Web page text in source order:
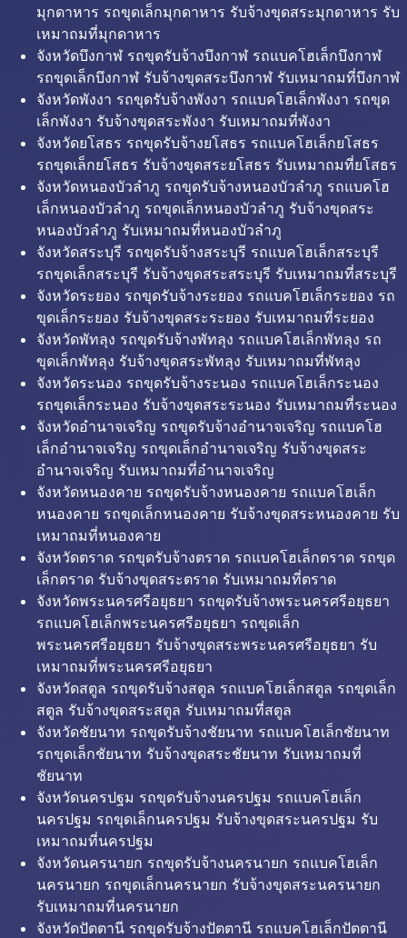
มุกดาหาร รถขุดเล็กมุกดาหาร รับจ้างขุดสระมุกดาหาร รับ
เหมาถมที่มุกดาหาร
จังหวัดบึงกาฬ รถขุดรับจ้างบึงกาฬ รถแบคโฮเล็กบึงกาฬ
รถขุดเล็กบึงกาฬ รับจ้างขุดสระบึงกาฬ รับเหมาถมที่บึงกาฬ
จังหวัดพังงา รถขุดรับจ้างพังงา รถแบคโฮเล็กพังงา รถขุด
เล็กพังงา รับจ้างขุดสระพังงา รับเหมาถมที่พังงา
จังหวัดยโสธร รถขุดรับจ้างยโสธร รถแบคโฮเล็กยโสธร
รถขุดเล็กยโสธร รับจ้างขุดสระยโสธร รับเหมาถมที่ยโสธร
จังหวัดหนองบัวลำภู รถขุดรับจ้างหนองบัวลำภู รถแบคโฮ
เล็กหนองบัวลำภู รถขุดเล็กหนองบัวลำภู รับจ้างขุดสระ
หนองบัวลำภู รับเหมาถมที่หนองบัวลำภู
จังหวัดสระบุรี รถขุดรับจ้างสระบุรี รถแบคโฮเล็กสระบุรี
รถขุดเล็กสระบุรี รับจ้างขุดสระสระบุรี รับเหมาถมที่สระบุรี
จังหวัดระยอง รถขุดรับจ้างระยอง รถแบคโฮเล็กระยอง รถ
ขุดเล็กระยอง รับจ้างขุดสระระยอง รับเหมาถมที่ระยอง
จังหวัดพัทลุง รถขุดรับจ้างพัทลุง รถแบคโฮเล็กพัทลุง รถ
ขุดเล็กพัทลุง รับจ้างขุดสระพัทลุง รับเหมาถมที่พัทลุง
จังหวัดระนอง รถขุดรับจ้างระนอง รถแบคโฮเล็กระนอง
รถขุดเล็กระนอง รับจ้างขุดสระระนอง รับเหมาถมที่ระนอง
จังหวัดอำนาจเจริญ รถขุดรับจ้างอำนาจเจริญ รถแบคโฮ
เล็กอำนาจเจริญ รถขุดเล็กอำนาจเจริญ รับจ้างขุดสระ
อำนาจเจริญ รับเหมาถมที่อำนาจเจริญ
จังหวัดหนองคาย รถขุดรับจ้างหนองคาย รถแบคโฮเล็ก
หนองคาย รถขุดเล็กหนองคาย รับจ้างขุดสระหนองคาย รับ
เหมาถมที่หนองคาย
จังหวัดตราด รถขุดรับจ้างตราด รถแบคโฮเล็กตราด รถขุด
เล็กตราด รับจ้างขุดสระตราด รับเหมาถมที่ตราด
จังหวัดพระนครศรีอยุธยา รถขุดรับจ้างพระนครศรีอยุธยา
รถแบคโฮเล็กพระนครศรีอยุธยา รถขุดเล็ก
พระนครศรีอยุธยา รับจ้างขุดสระพระนครศรีอยุธยา รับ
เหมาถมที่พระนครศรีอยุธยา
จังหวัดสตูล รถขุดรับจ้างสตูล รถแบคโฮเล็กสตูล รถขุดเล็ก
สตูล รับจ้างขุดสระสตูล รับเหมาถมที่สตูล
จังหวัดชัยนาท รถขุดรับจ้างชัยนาท รถแบคโฮเล็กชัยนาท
รถขุดเล็กชัยนาท รับจ้างขุดสระชัยนาท รับเหมาถมที่
ชัยนาท
จังหวัดนครปฐม รถขุดรับจ้างนครปฐม รถแบคโฮเล็ก
นครปฐม รถขุดเล็กนครปฐม รับจ้างขุดสระนครปฐม รับ
เหมาถมที่นครปฐม
จังหวัดนครนายก รถขุดรับจ้างนครนายก รถแบคโฮเล็ก
นครนายก รถขุดเล็กนครนายก รับจ้างขุดสระนครนายก
รับเหมาถมที่นครนายก
จังหวัดปัตตานี รถขุดรับจ้างปัตตานี รถแบคโฮเล็กปัตตานี